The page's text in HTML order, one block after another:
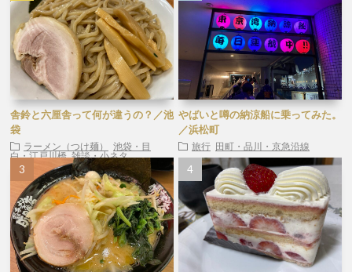
舎鈴と六厘舎って何が違うの？／池
袋
ラーメン（つけ麺）
池袋・目
白・江戸川橋 雑談・小ネタ
やばいと噂の納涼船に乗ってみた。
／浜松町
旅行 田町・品川・京急沿線